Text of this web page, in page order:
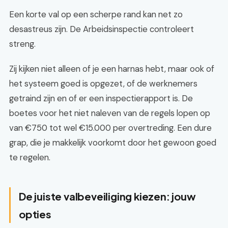
Een korte val op een scherpe rand kan net zo
desastreus zijn. De Arbeidsinspectie controleert
streng.
Zij kijken niet alleen of je een harnas hebt, maar ook of
het systeem goed is opgezet, of de werknemers
getraind zijn en of er een inspectierapport is. De
boetes voor het niet naleven van de regels lopen op
van €750 tot wel €15.000 per overtreding. Een dure
grap, die je makkelijk voorkomt door het gewoon goed
te regelen.
De juiste valbeveiliging kiezen: jouw
opties